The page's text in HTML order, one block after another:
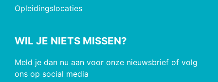
Opleidingslocaties
WIL JE NIETS MISSEN?
Meld je dan nu aan voor onze nieuwsbrief of volg
ons op social media